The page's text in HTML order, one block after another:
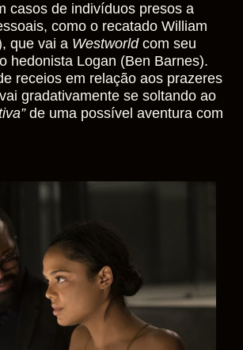
casos de indivíduos presos a
como o recatado William
que vai a Westworld com seu
hedonista Logan (Ben Barnes).
receios em relação aos prazeres
gradativamente se soltando ao
de uma possível aventura com